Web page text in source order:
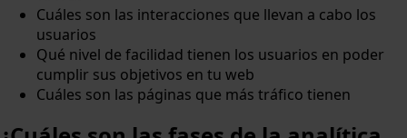
Cuáles son las interacciones que llevan a cabo los
usuarios
Qué nivel de facilidad tienen los usuarios en poder
cumplir sus objetivos en tu web
Cuáles son las páginas que más tráfico tienen